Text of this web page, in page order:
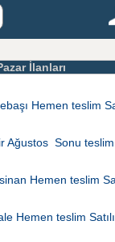
İlanları
Hemen teslim
Ağustos Sonu teslim
Hemen teslim
Hemen teslim